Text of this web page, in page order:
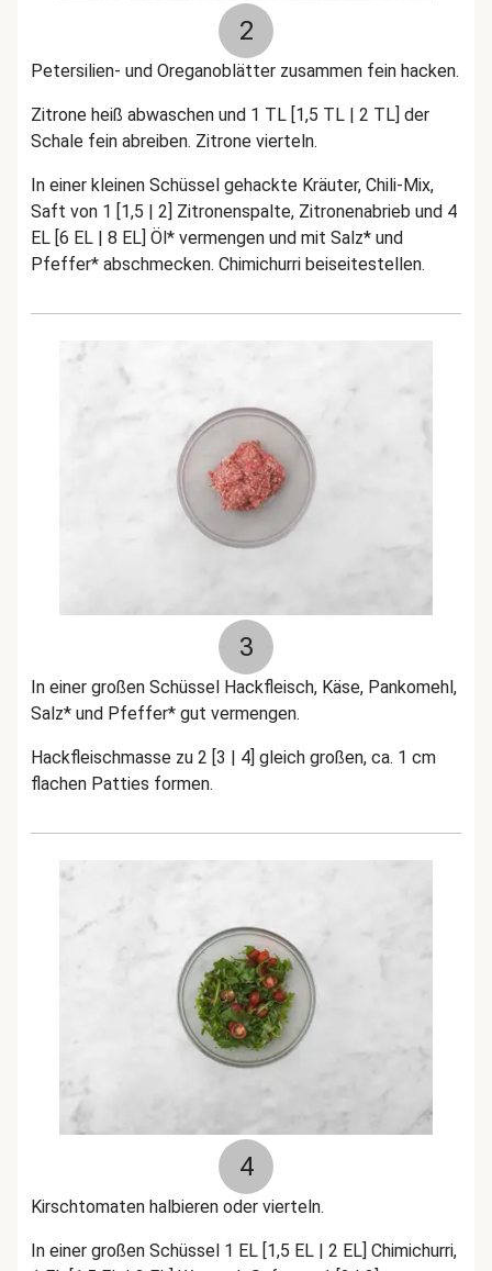
2
Petersilien- und Oreganoblätter zusammen fein hacken.
Zitrone heiß abwaschen und 1 TL [1,5 TL | 2 TL] der
Schale fein abreiben. Zitrone vierteln.
In einer kleinen Schüssel gehackte Kräuter, Chili-Mix,
Saft von 1 [1,5 | 2] Zitronenspalte, Zitronenabrieb und 4
EL [6 EL | 8 EL] Öl* vermengen und mit Salz* und
Pfeffer* abschmecken. Chimichurri beiseitestellen.
3
In einer großen Schüssel Hackfleisch, Käse, Pankomehl,
Salz* und Pfeffer* gut vermengen.
Hackfleischmasse zu 2 [3 | 4] gleich großen, ca. 1 cm
flachen Patties formen.
4
Kirschtomaten halbieren oder vierteln.
In einer großen Schüssel 1 EL [1,5 EL | 2 EL] Chimichurri,